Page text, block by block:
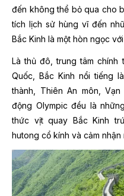
đến không thể bỏ qua cho
tích lịch sử hùng vĩ đến
Bắc Kinh là một hòn ngọc
Là thủ đô, trung tâm
Quốc, Bắc Kinh nổi tiếng
thành, Thiên An môn,
động Olympic đều là
thức vịt quay Bắc Kinh
hutong cổ kính và cảm